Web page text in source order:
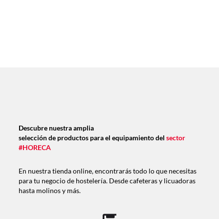
Descubre nuestra amplia
selección de productos para el equipamiento del sector
#HORECA
En nuestra tienda online, encontrarás todo lo que necesitas
para tu negocio de hostelería. Desde cafeteras y licuadoras
hasta molinos y más.